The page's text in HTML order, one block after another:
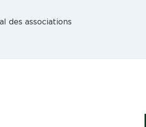
des associations